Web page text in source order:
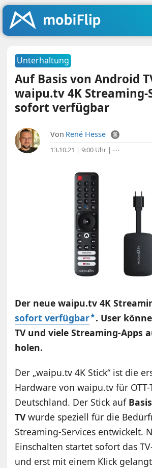
Unterhaltung
Auf Basis von Android
waipu.tv 4K Streaming-
sofort verfügbar
Von René Hesse
13.10.21 | 9:00 Uhr | ⋯
Der neue waipu.tv 4K
sofort verfügbar . User
TV und viele Streaming-Apps
holen.
Der „waipu.tv 4K Stick“ ist die
Hardware von waipu.tv für OTT-
Deutschland. Der Stick auf
TVwurde speziell für die
Streaming-Services entwickelt.
Einschalten startet sofort das
und erst mit einem Klick